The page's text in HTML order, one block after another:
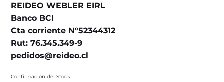
REIDEO WEBLER EIRL
Banco BCI
Cta corriente N°52344312
Rut: 76.345.349-9
pedidos@reideo.cl
Confirmación del Stock